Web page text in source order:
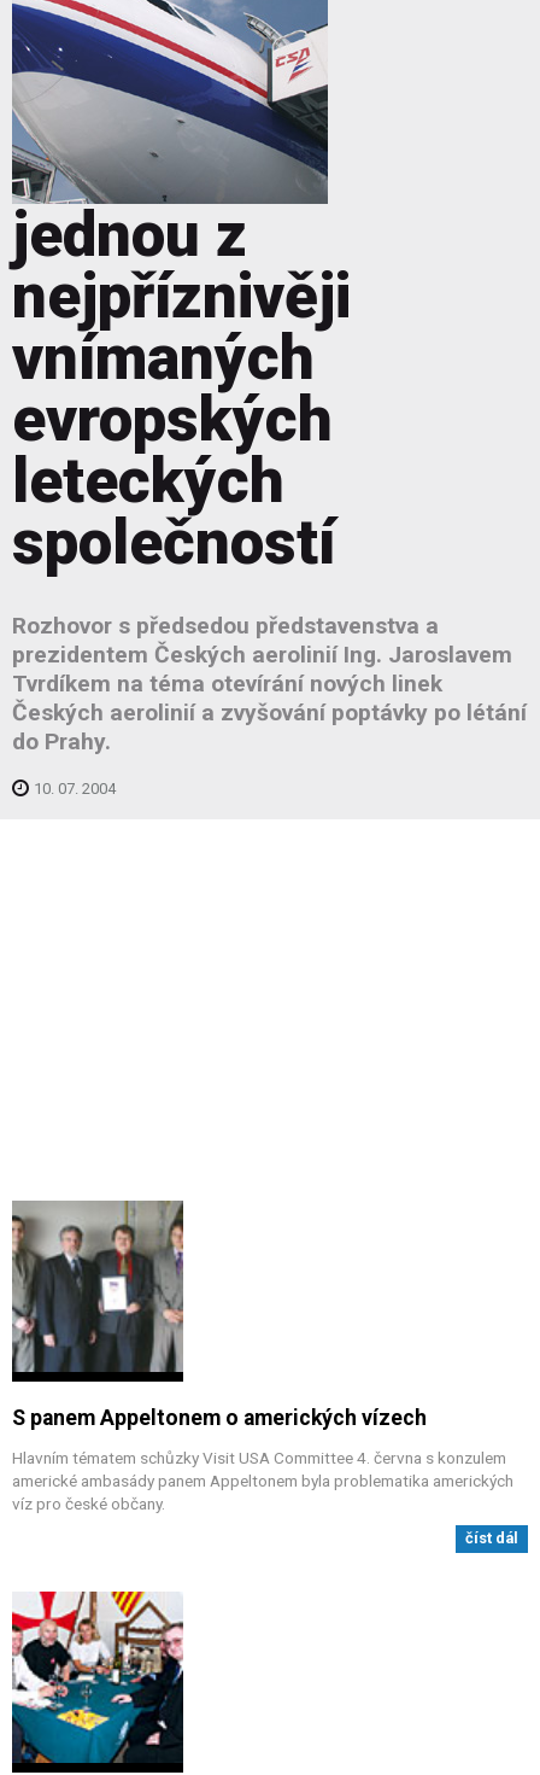
jednou z
nejpříznivěji
vnímaných
evropských
leteckých
společností
Rozhovor s předsedou představenstva a
prezidentem Českých aerolinií Ing. Jaroslavem
Tvrdíkem na téma otevírání nových linek
Českých aerolinií a zvyšování poptávky po létání
do Prahy.
10. 07. 2004
S panem Appeltonem o amerických vízech
Hlavním tématem schůzky Visit USA Committee 4. června s konzulem
americké ambasády panem Appeltonem byla problematika amerických
víz pro české občany.
číst dál